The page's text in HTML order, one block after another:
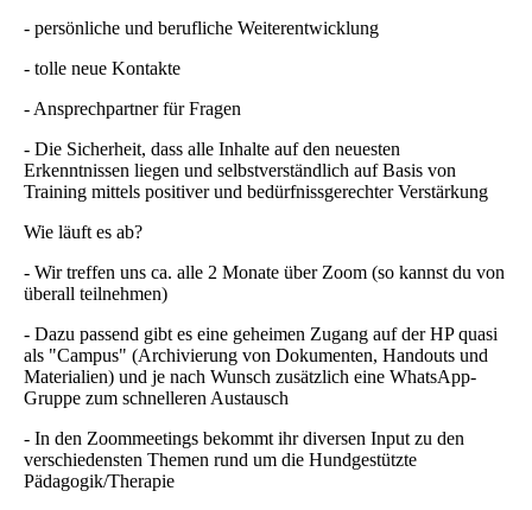
- persönliche und berufliche Weiterentwicklung
- tolle neue Kontakte
- Ansprechpartner für Fragen
- Die Sicherheit, dass alle Inhalte auf den neuesten
Erkenntnissen liegen und selbstverständlich auf Basis von
Training mittels positiver und bedürfnissgerechter Verstärkung
Wie läuft es ab?
- Wir treffen uns ca. alle 2 Monate über Zoom (so kannst du von
überall teilnehmen)
- Dazu passend gibt es eine geheimen Zugang auf der HP quasi
als "Campus" (Archivierung von Dokumenten, Handouts und
Materialien) und je nach Wunsch zusätzlich eine WhatsApp-
Gruppe zum schnelleren Austausch
- In den Zoommeetings bekommt ihr diversen Input zu den
verschiedensten Themen rund um die Hundgestützte
Pädagogik/Therapie